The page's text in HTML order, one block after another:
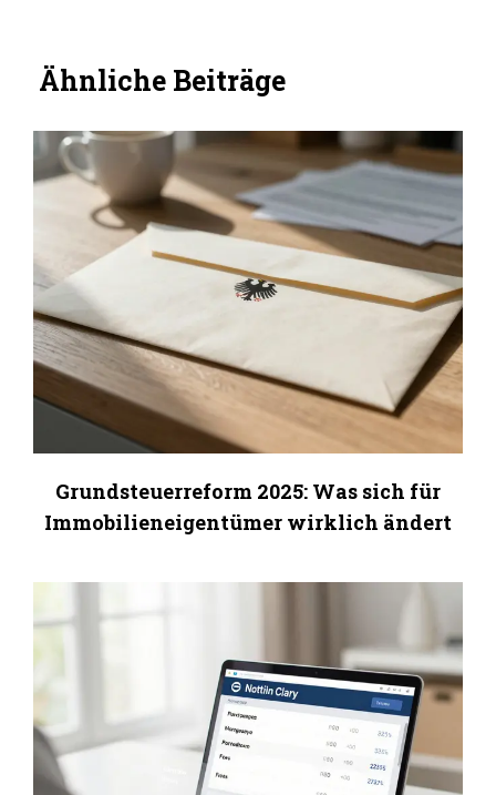
Ähnliche Beiträge
Grundsteuerreform 2025: Was sich für
Immobilieneigentümer wirklich ändert